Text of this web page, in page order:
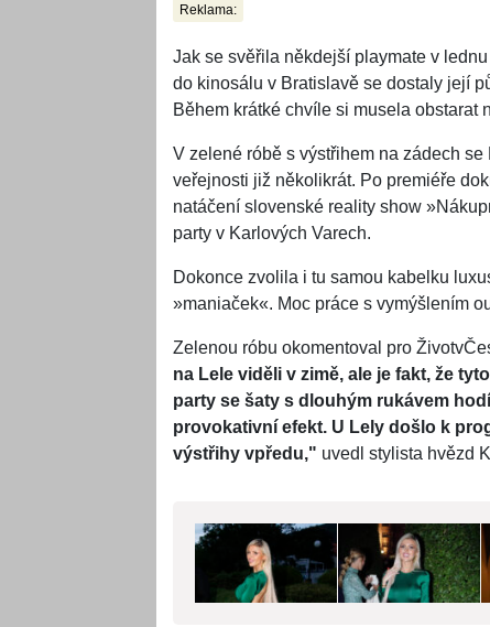
Reklama:
Jak se svěřila někdejší playmate v
do kinosálu v Bratislavě se dostaly její
Během krátké chvíle si musela obstarat
V zelené róbě s výstřihem na zádech
veřejnosti již několikrát. Po premiéře
natáčení slovenské reality show
party v Karlových Varech.
Dokonce zvolila i tu samou kabelku
»maniaček«. Moc práce s vymýšlením
Zelenou róbu okomentoval pro
na Lele viděli v zimě, ale je fakt, že
party se šaty s dlouhým rukávem
provokativní efekt. U Lely došlo k
výstřihy vpředu," uvedl stylista hvězd